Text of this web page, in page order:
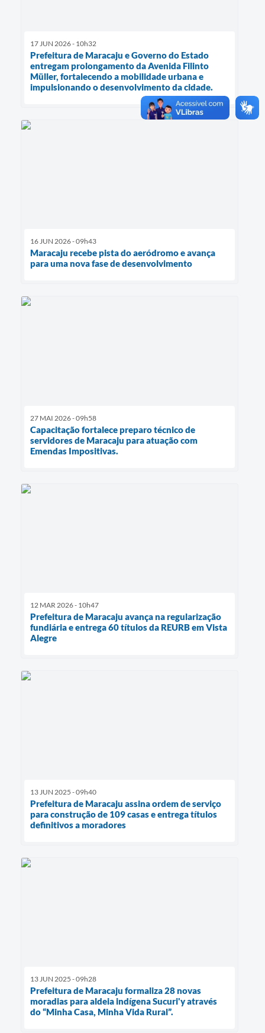
17 JUN 2026 - 10h32
Prefeitura de Maracaju e Governo do Estado
entregam prolongamento da Avenida Filinto
Müller, fortalecendo a mobilidade urbana e
impulsionando o desenvolvimento da cidade.
16 JUN 2026 - 09h43
Maracaju recebe pista do aeródromo e avança
para uma nova fase de desenvolvimento
27 MAI 2026 - 09h58
Capacitação fortalece preparo técnico de
servidores de Maracaju para atuação com
Emendas Impositivas.
12 MAR 2026 - 10h47
Prefeitura de Maracaju avança na regularização
fundiária e entrega 60 títulos da REURB em Vista
Alegre
13 JUN 2025 - 09h40
Prefeitura de Maracaju assina ordem de serviço
para construção de 109 casas e entrega títulos
definitivos a moradores
13 JUN 2025 - 09h28
Prefeitura de Maracaju formaliza 28 novas
moradias para aldeia indígena Sucuri'y através
do “Minha Casa, Minha Vida Rural”.